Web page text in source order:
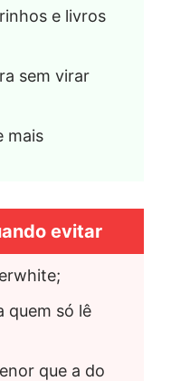
e livros
sem virar
mais
evitar
quem só lê
que a do